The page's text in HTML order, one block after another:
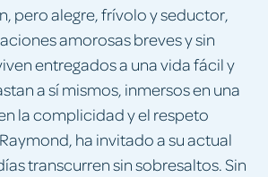
pero alegre, frívolo y seductor,
amorosas breves y sin
entregados a una vida fácil y
a sí mismos, inmersos en una
la complicidad y el respeto
ha invitado a su actual
transcurren sin sobresaltos. Sin